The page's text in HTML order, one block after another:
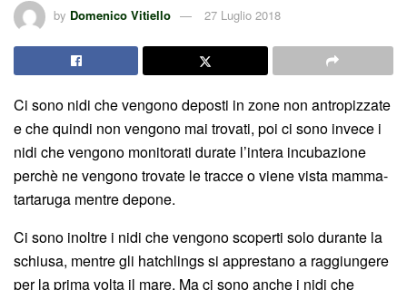
by Domenico Vitiello 27 Luglio 2018
Ci sono nidi che vengono deposti in zone non antropizzate
e che quindi non vengono mai trovati, poi ci sono invece i
nidi che vengono monitorati durate l’intera incubazione
perchè ne vengono trovate le tracce o viene vista mamma-
tartaruga mentre depone.
Ci sono inoltre i nidi che vengono scoperti solo durante la
schiusa, mentre gli hatchlings si apprestano a raggiungere
per la prima volta il mare. Ma ci sono anche i nidi che